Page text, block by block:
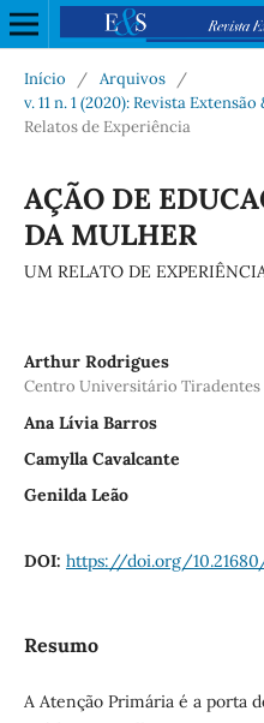
Início / Arquivos
/
v. 11 n. 1 (2020): Revista
Relatos de Experiência
AÇÃO DE
DA MULHER
UM RELATO DE
Arthur Rodrigues
Centro Universitário Tiradentes
Ana Lívia Barros
Camylla Cavalcante
Genilda Leão
DOI: https://doi.org/10.21680/
Resumo
A Atenção Primária é a porta